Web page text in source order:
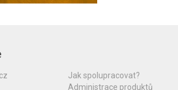
Jak spolupracovat?
Administrace produktů